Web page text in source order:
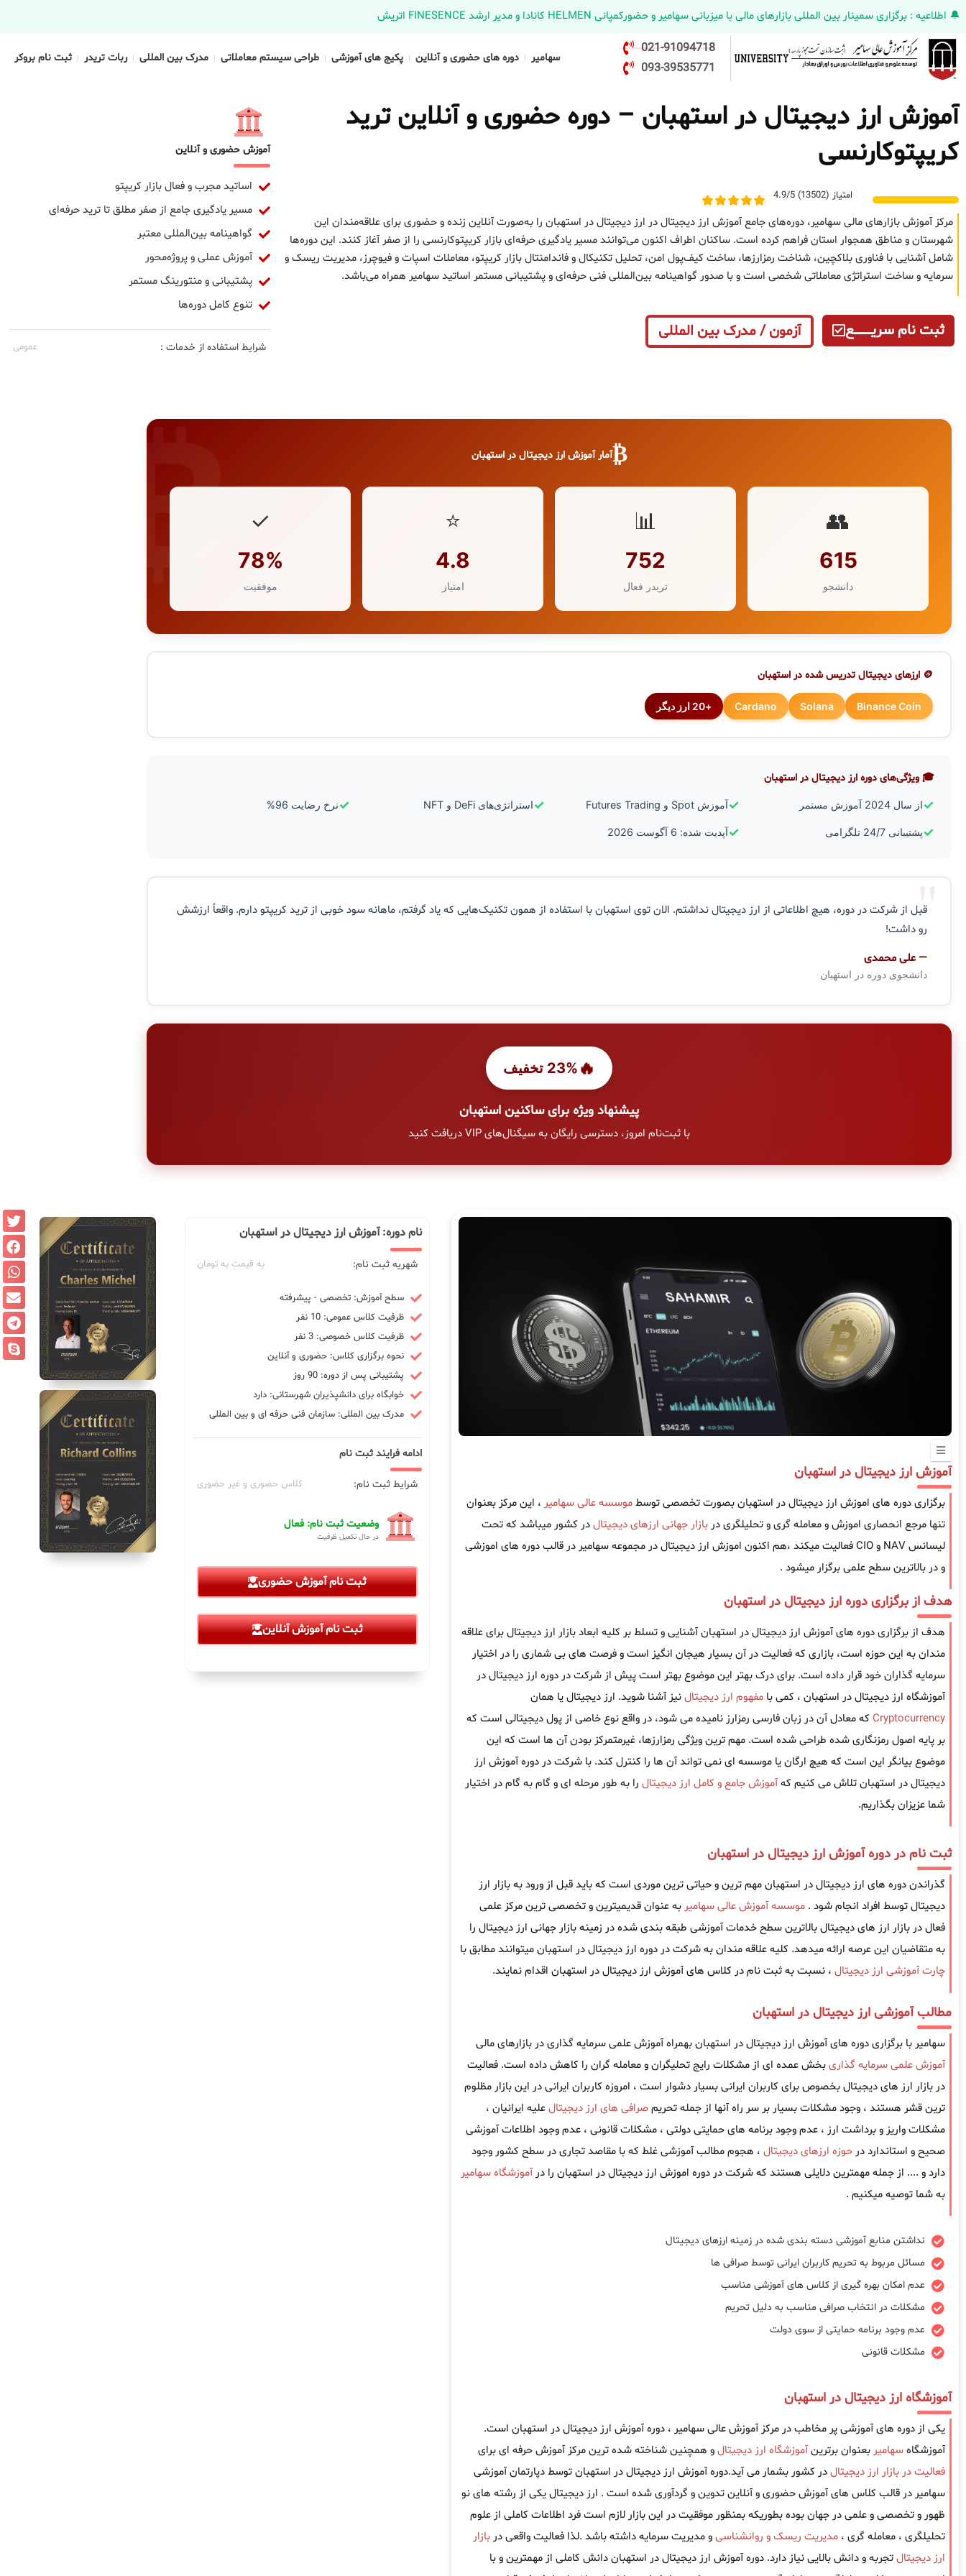
🔔 اطلاعیه : برگزاری سمینار بین المللی بازارهای مالی با میزبانی سهامیر و حضورکمپانی HELMEN کانادا و مدیر ارشد FINESENCE اتریش
021-91094718
093-39535771
سهامیر دوره های حضوری و آنلاین پکیج های آموزشی طراحی سیستم معاملاتی مدرک بین المللی ربات تریدر ثبت نام بروکر
آموزش ارز دیجیتال در استهبان – دوره حضوری و آنلاین ترید
کریپتوکارنسی
امتیاز (13502) 4.9/5
مرکز آموزش بازارهای مالی سهامیر، دوره‌های جامع آموزش ارز دیجیتال در ارز دیجیتال در استهبان را به‌صورت آنلاین زنده و حضوری برای علاقه‌مندان این
شهرستان و مناطق همجوار استان فراهم کرده است. ساکنان اطراف اکنون می‌توانند مسیر یادگیری حرفه‌ای بازار کریپتوکارنسی را از صفر آغاز کنند. این دوره‌ها
شامل آشنایی با فناوری بلاکچین، شناخت رمزارزها، ساخت کیف‌پول امن، تحلیل تکنیکال و فاندامنتال بازار کریپتو، معاملات اسپات و فیوچرز، مدیریت ریسک و
سرمایه و ساخت استراتژی معاملاتی شخصی است و با صدور گواهینامه بین‌المللی فنی حرفه‌ای و پشتیبانی مستمر اساتید سهامیر همراه می‌باشد.
ثبت نام سریــــــــــــع آزمون / مدرک بین المللی
آموزش حضوری و آنلاین
اساتید مجرب و فعال بازار کریپتو
مسیر یادگیری جامع از صفر مطلق تا ترید حرفه‌ای
گواهینامه بین‌المللی معتبر
آموزش عملی و پروژه‌محور
پشتیبانی و منتورینگ مستمر
تنوع کامل دوره‌ها
شرایط استفاده از خدمات : عمومی
₿آمار آموزش ارز دیجیتال در استهبان
👥
615
دانشجو
📊
752
تریدر فعال
⭐
4.8
امتیاز
✓
78%
موفقیت
🪙 ارزهای دیجیتال تدریس شده در استهبان
Binance Coin
Solana
Cardano +20 ارز دیگر
🎓 ویژگی‌های دوره ارز دیجیتال در استهبان
✓از سال 2024 آموزش مستمر ✓آموزش Spot و Futures Trading ✓استراتژی‌های DeFi و NFT ✓نرخ رضایت 96%
✓پشتیبانی 24/7 تلگرامی ✓آپدیت شده: 6 آگوست 2026
"
قبل از شرکت در دوره، هیچ اطلاعاتی از ارز دیجیتال نداشتم. الان توی استهبان با استفاده از همون تکنیک‌هایی که یاد گرفتم، ماهانه سود خوبی از ترید کریپتو دارم. واقعاً ارزشش
رو داشت!
— علی محمدی
دانشجوی دوره در استهبان
🔥23% تخفیف
پیشنهاد ویژه برای ساکنین استهبان
با ثبت‌نام امروز، دسترسی رایگان به سیگنال‌های VIP دریافت کنید
آموزش ارز دیجیتال در استهبان
برگزاری دوره های اموزش ارز دیجیتال در استهبان بصورت تخصصی توسطموسسه عالی سهامیر ، این مرکز بعنوان
تنها مرجع انحصاری اموزش و معامله گری و تحلیلگری در بازار جهانی ارزهای دیجیتالدر کشور میباشد که تحت
لیسانس NAV و CIO فعالیت میکند ،هم اکنون اموزش ارز دیجیتال در مجموعه سهامیر در قالب دوره های اموزشی
و در بالاترین سطح علمی برگزار میشود .
هدف از برگزاری دوره ارز دیجیتال در استهبان
هدف از برگزاری دوره های آموزش ارز دیجیتال در استهبان آشنایی و تسلط بر کلیه ابعاد بازار ارز دیجیتال برای علاقه
مندان به این حوزه است، بازاری که فعالیت در آن بسیار هیجان انگیز است و فرصت های بی شماری را در اختیار
سرمایه گذاران خود قرار داده است. برای درک بهتر این موضوع بهتر است پیش از شرکت در دوره ارز دیجیتال در
آموزشگاه ارز دیجیتال در استهبان ، کمی با مفهوم ارز دیجیتالنیز آشنا شوید. ارز دیجیتال یا همان
Cryptocurrency که معادل آن در زبان فارسی رمزارز نامیده می شود، در واقع نوع خاصی از پول دیجیتالی است که
بر پایه اصول رمزنگاری شده طراحی شده است. مهم ترین ویژگی رمزارزها، غیرمتمرکز بودن آن ها است که این
موضوع بیانگر این است که هیچ ارگان یا موسسه ای نمی تواند آن ها را کنترل کند. با شرکت در دوره آموزش ارز
دیجیتال در استهبان تلاش می کنیم کهآموزش جامع و کامل ارز دیجیتال را به طور مرحله ای و گام به گام در اختیار
شما عزیزان بگذاریم.
ثبت نام در دوره آموزش ارز دیجیتال در استهبان
گذراندن دوره های ارز دیجیتال در استهبان مهم ترین و حیاتی ترین موردی است که باید قبل از ورود به بازار ارز
دیجیتال توسط افراد انجام شود . موسسه آموزش عالی سهامیربه عنوان قدیمیترین و تخصصی ترین مرکز علمی
فعال در بازار ارز های دیجیتال بالاترین سطح خدمات آموزشی طبقه بندی شده در زمینه بازار جهانی ارز دیجیتال را
به متقاضیان این عرصه ارائه میدهد. کلیه علاقه مندان به شرکت در دوره ارز دیجیتال در استهبان میتوانند مطابق با
چارت آموزشی ارز دیجیتال ، نسبت به ثبت نام در کلاس های آموزش ارز دیجیتال در استهبان اقدام نمایند.
مطالب آموزشی ارز دیجیتال در استهبان
سهامیر با برگزاری دوره های آموزش ارز دیجیتال در استهبان بهمراه آموزش علمی سرمایه گذاری در بازارهای مالی
آموزش علمی سرمایه گذاریبخش عمده ای از مشکلات رایج تحلیگران و معامله گران را کاهش داده است. فعالیت
در بازار ارز های دیجیتال بخصوص برای کاربران ایرانی بسیار دشوار است ، امروزه کاربران ایرانی در این بازار مظلوم
ترین قشر هستند ، وجود مشکلات بسیار بر سر راه آنها از جمله تحریمصرافی های ارز دیجیتالعلیه ایرانیان ،
مشکلات واریز و برداشت ارز ، عدم وجود برنامه های حمایتی دولتی ، مشکلات قانونی ، عدم وجود اطلاعات آموزشی
صحیح و استاندارد در حوزه ارزهای دیجیتال ، هجوم مطالب آموزشی غلط که با مقاصد تجاری در سطح کشور وجود
دارد و .... از جمله مهمترین دلایلی هستند که شرکت در دوره اموزش ارز دیجیتال در استهبان را در آموزشگاه سهامیر
به شما توصیه میکنیم .
نداشتن منابع آموزشی دسته بندی شده در زمینه ارزهای دیجیتال
مسائل مربوط به تحریم کاربران ایرانی توسط صرافی ها
عدم امکان بهره گیری از کلاس های آموزشی مناسب
مشکلات در انتخاب صرافی مناسب به دلیل تحریم
عدم وجود برنامه حمایتی از سوی دولت
مشکلات قانونی
آموزشگاه ارز دیجیتال در استهبان
یکی از دوره های آموزشی پر مخاطب در مرکز آموزش عالی سهامیر ، دوره آموزش ارز دیجیتال در استهبان است.
آموزشگاهسهامیر بعنوان برترینآموزشگاه ارز دیجیتالو همچنین شناخته شده ترین مرکز آموزش حرفه ای برای
فعالیت در بازار ارز دیجیتالدر کشور بشمار می آید.دوره آموزش ارز دیجیتال در استهبان توسط دپارتمان آموزشی
سهامیر در قالب کلاس های آموزش حضوری و آنلاین تدوین و گردآوری شده است . ارز دیجیتال یکی از رشته های نو
ظهور و تخصصی و علمی در جهان بوده بطوریکه بمنظور موفقیت در این بازار لازم است فرد اطلاعات کاملی از علوم
تحلیلگری ، معامله گری ، مدیریت ریسک و روانشناسیو مدیریت سرمایه داشته باشد .لذا فعالیت واقعی در بازار
ارز دیجیتالتجربه و دانش بالایی نیاز دارد. دوره آموزش ارز دیجیتال در استهبان دانش کاملی از مهمترین و با
نام دوره: آموزش ارز دیجیتال در استهبان
شهریه ثبت نام: به قیمت به تومان
سطح آموزش: تخصصی - پیشرفته
ظرفیت کلاس عمومی: 10 نفر
ظرفیت کلاس خصوصی: 3 نفر
نحوه برگزاری کلاس: حضوری و آنلاین
پشتیبانی پس از دوره: 90 روز
خوابگاه برای دانشپذیران شهرستانی: دارد
مدرک بین المللی: سازمان فنی حرفه ای و بین المللی
ادامه فرایند ثبت نام
شرایط ثبت نام: کلاس حضوری و غیر حضوری
وضعیت ثبت نام: فعال
در حال تکمیل ظرفیت
ثبت نام آموزش حضوری
ثبت نام آموزش آنلاین